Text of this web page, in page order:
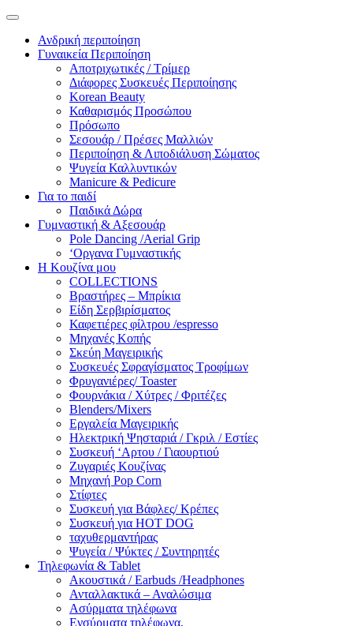
Ανδρική περιποίηση
Γυναικεία Περιποίηση
Αποτριχωτικές / Τρίμερ
Διάφορες Συσκευές Περιποίησης
Korean Beauty
Καθαρισμός Προσώπου
Πρόσωπο
Σεσουάρ / Πρέσες Μαλλιών
Περιποίηση & Λιποδιάλυση Σώματος
Ψυγεία Καλλυντικών
Manicure & Pedicure
Για το παιδί
Παιδικά Δώρα
Γυμναστική & Αξεσουάρ
Pole Dancing /Aerial Grip
‘Οργανα Γυμναστικής
Η Κουζίνα μου
COLLECTIONS
Βραστήρες – Μπρίκια
Είδη Σερβιρίσματος
Καφετιέρες φίλτρου /espresso
Μηχανές Κοπής
Σκεύη Μαγειρικής
Συσκευές Σφραγίσματος Τροφίμων
Φρυγανιέρες/ Toaster
Φουρνάκια / Χύτρες / Φριτέζες
Blenders/Mixers
Εργαλεία Μαγειρικής
Ηλεκτρική Ψησταριά / Γκριλ / Eστίες
Συσκευή ‘Αρτου / Γιαουρτιού
Ζυγαριές Κουζίνας
Μηχανή Pop Corn
Στίφτες
Συσκευή για Βάφλες/ Κρέπες
Συσκευή για HOT DOG
ταχυθερμαντήρας
Ψυγεία / Ψύκτες / Συντηρητές
Τηλεφωνία & Tablet
Ακουστικά / Earbuds /Headphones
Ανταλλακτικά – Αναλώσιμα
Ασύρματα τηλέφωνα
Ενσύρματα τηλέφωνα,